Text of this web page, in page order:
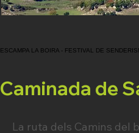
ESCAMPA LA BOIRA - FESTIVAL DE
Caminada de
La ruta dels Camins del